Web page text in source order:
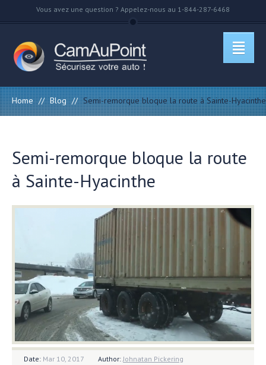
Vous avez une question ? Appelez-nous au 1-844-287-6468
Home // Blog // Semi-remorque bloque la route à Sainte-Hyacinthe
Semi-remorque bloque la route
à Sainte-Hyacinthe
Date: Mar 10, 2017 Author: Johnatan Pickering